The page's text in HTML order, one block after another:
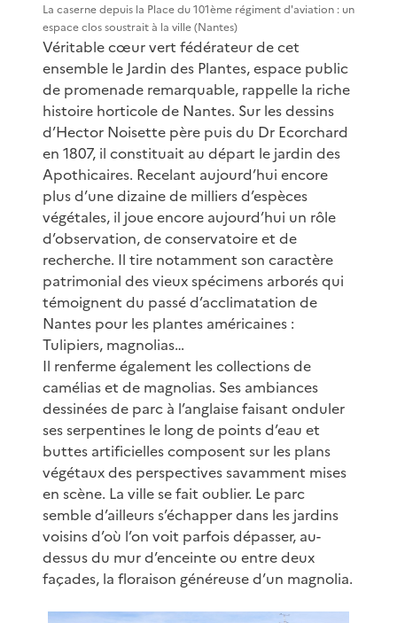
La caserne depuis la Place du 101ème régiment d'aviation : un
espace clos soustrait à la ville (Nantes)
Véritable cœur vert fédérateur de cet
ensemble le Jardin des Plantes, espace public
de promenade remarquable, rappelle la riche
histoire horticole de Nantes. Sur les dessins
d’Hector Noisette père puis du Dr Ecorchard
en 1807, il constituait au départ le jardin des
Apothicaires. Recelant aujourd’hui encore
plus d’une dizaine de milliers d’espèces
végétales, il joue encore aujourd’hui un rôle
d’observation, de conservatoire et de
recherche. Il tire notamment son caractère
patrimonial des vieux spécimens arborés qui
témoignent du passé d’acclimatation de
Nantes pour les plantes américaines :
Tulipiers, magnolias…
Il renferme également les collections de
camélias et de magnolias. Ses ambiances
dessinées de parc à l’anglaise faisant onduler
ses serpentines le long de points d’eau et
buttes artificielles composent sur les plans
végétaux des perspectives savamment mises
en scène. La ville se fait oublier. Le parc
semble d’ailleurs s’échapper dans les jardins
voisins d’où l’on voit parfois dépasser, au-
dessus du mur d’enceinte ou entre deux
façades, la floraison généreuse d’un magnolia.